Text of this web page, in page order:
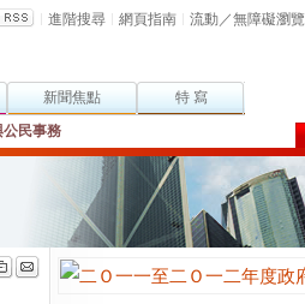
進階搜尋 網頁指南 流動／無障礙瀏覽
新聞焦點
特 寫
公民事務